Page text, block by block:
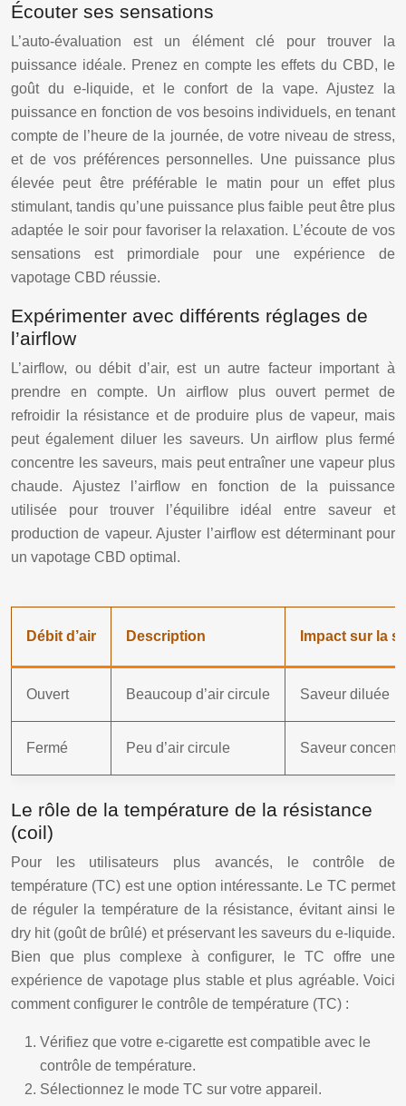
Écouter ses sensations
L’auto-évaluation est un élément clé pour trouver la
puissance idéale. Prenez en compte les effets du CBD, le
goût du e-liquide, et le confort de la vape. Ajustez la
puissance en fonction de vos besoins individuels, en tenant
compte de l’heure de la journée, de votre niveau de stress,
et de vos préférences personnelles. Une puissance plus
élevée peut être préférable le matin pour un effet plus
stimulant, tandis qu’une puissance plus faible peut être plus
adaptée le soir pour favoriser la relaxation. L’écoute de vos
sensations est primordiale pour une expérience de
vapotage CBD réussie.
Expérimenter avec différents réglages de
l’airflow
L’airflow, ou débit d’air, est un autre facteur important à
prendre en compte. Un airflow plus ouvert permet de
refroidir la résistance et de produire plus de vapeur, mais
peut également diluer les saveurs. Un airflow plus fermé
concentre les saveurs, mais peut entraîner une vapeur plus
chaude. Ajustez l’airflow en fonction de la puissance
utilisée pour trouver l’équilibre idéal entre saveur et
production de vapeur. Ajuster l’airflow est déterminant pour
un vapotage CBD optimal.
Débit d’air Description Impact sur la
Ouvert Beaucoup d’air circule Saveur diluée
Fermé Peu d’air circule Saveur
Le rôle de la température de la résistance
(coil)
Pour les utilisateurs plus avancés, le contrôle de
température (TC) est une option intéressante. Le TC permet
de réguler la température de la résistance, évitant ainsi le
dry hit (goût de brûlé) et préservant les saveurs du e-liquide.
Bien que plus complexe à configurer, le TC offre une
expérience de vapotage plus stable et plus agréable. Voici
comment configurer le contrôle de température (TC) :
Vérifiez que votre e-cigarette est compatible avec le
contrôle de température.
Sélectionnez le mode TC sur votre appareil.